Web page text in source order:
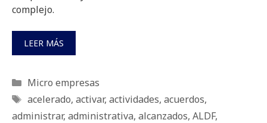
complejo.
LEER MÁS
Categorías
Micro empresas
Etiquetas
acelerado, activar, actividades, acuerdos,
administrar, administrativa, alcanzados, ALDF,